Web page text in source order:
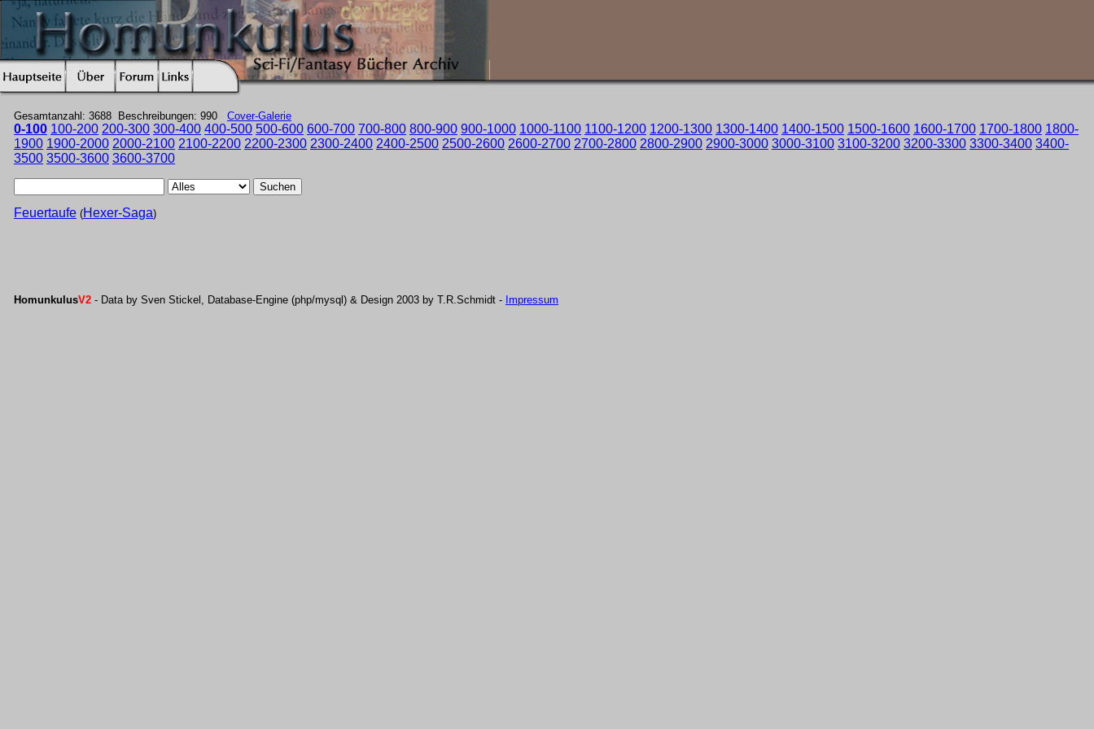
Gesamtanzahl: 3688 Beschreibungen: 990 Cover-Galerie
0-100 100-200 200-300 300-400 400-500 500-600 600-700 700-800 800-900 900-1000 1000-1100 1100-1200 1200-1300 1300-1400 1400-1500 1500-1600 1600-1700 1700-1800 1800-
1900 1900-2000 2000-2100 2100-2200 2200-2300 2300-2400 2400-2500 2500-2600 2600-2700 2700-2800 2800-2900 2900-3000 3000-3100 3100-3200 3200-3300 3300-3400 3400-
3500 3500-3600 3600-3700
Suchen
Feuertaufe (Hexer-Saga)
HomunkulusV2 - Data by Sven Stickel, Database-Engine (php/mysql) & Design 2003 by T.R.Schmidt - Impressum